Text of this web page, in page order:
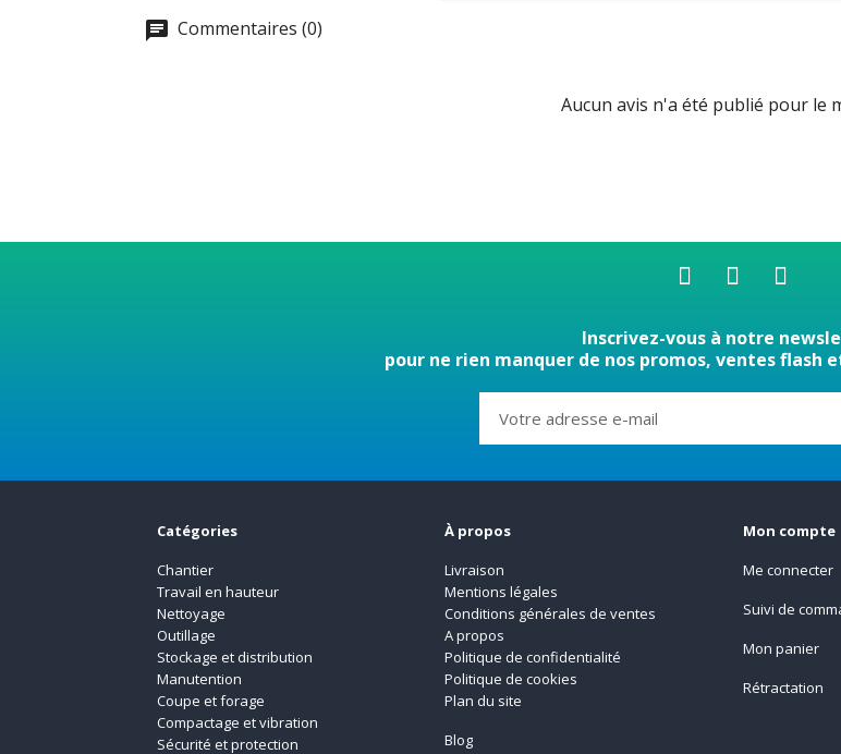
Commentaires (0)
Aucun avis n'a été publié pour le
Inscrivez-vous à notre
pour ne rien manquer de nos promos, ventes flash
Catégories
Chantier
Travail en hauteur
Nettoyage
Outillage
Stockage et distribution
Manutention
Coupe et forage
Compactage et vibration
Sécurité et protection
À propos
Livraison
Mentions légales
Conditions générales de ventes
A propos
Politique de confidentialité
Politique de cookies
Plan du site
Blog
Mon compte
Me connecter
Suivi de
Mon panier
Rétractation